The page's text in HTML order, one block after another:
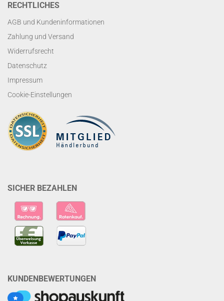
RECHTLICHES
AGB und Kundeninformationen
Zahlung und Versand
Widerrufsrecht
Datenschutz
Impressum
Cookie-Einstellungen
SICHER BEZAHLEN
KUNDENBEWERTUNGEN